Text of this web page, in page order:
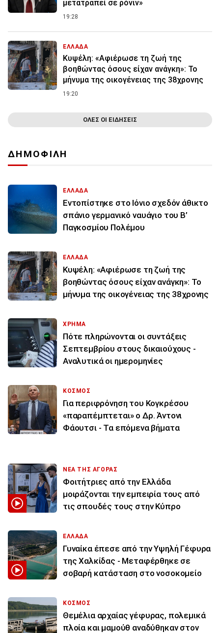
μετατραπεί σε ρόνιν»
19:28
ΕΛΛΑΔΑ
Κυψέλη: «Αφιέρωσε τη ζωή της
βοηθώντας όσους είχαν ανάγκη»: Το
μήνυμα της οικογένειας της 38χρονης
19:20
ΟΛΕΣ ΟΙ ΕΙΔΗΣΕΙΣ
ΔΗΜΟΦΙΛΗ
ΕΛΛΑΔΑ
Εντοπίστηκε στο Ιόνιο σχεδόν άθικτο
σπάνιο γερμανικό ναυάγιο του Β’
Παγκοσμίου Πολέμου
ΕΛΛΑΔΑ
Κυψέλη: «Αφιέρωσε τη ζωή της
βοηθώντας όσους είχαν ανάγκη»: Το
μήνυμα της οικογένειας της 38χρονης
ΧΡΗΜΑ
Πότε πληρώνονται οι συντάξεις
Σεπτεμβρίου στους δικαιούχους -
Αναλυτικά οι ημερομηνίες
ΚΟΣΜΟΣ
Για περιφρόνηση του Κογκρέσου
«παραπέμπτεται» ο Δρ. Άντονι
Φάουτσι - Τα επόμενα βήματα
ΝΕΑ ΤΗΣ ΑΓΟΡΑΣ
Φοιτήτριες από την Ελλάδα
μοιράζονται την εμπειρία τους από
τις σπουδές τους στην Κύπρο
ΕΛΛΑΔΑ
Γυναίκα έπεσε από την Υψηλή Γέφυρα
της Χαλκίδας - Μεταφέρθηκε σε
σοβαρή κατάσταση στο νοσοκομείο
ΚΟΣΜΟΣ
Θεμέλια αρχαίας γέφυρας, πολεμικά
πλοία και μαμούθ αναδύθηκαν στον